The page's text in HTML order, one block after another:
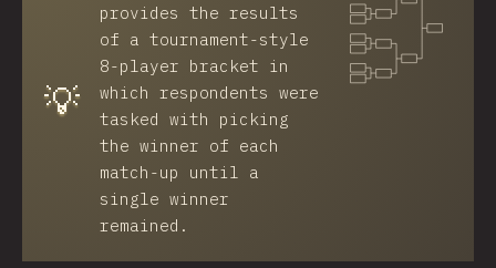
💡
provides the results
of a tournament-style
8-player bracket in
which respondents were
tasked with picking
the winner of each
match-up until a
single winner
remained.